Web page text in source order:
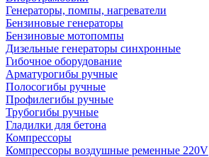
Генераторы, помпы, нагреватели
Бензиновые генераторы
Бензиновые мотопомпы
Дизельные генераторы синхронные
Гибочное оборудование
Арматурогибы ручные
Полосогибы ручные
Профилегибы ручные
Трубогибы ручные
Гладилки для бетона
Компрессоры
Компрессоры воздушные ременные 220V